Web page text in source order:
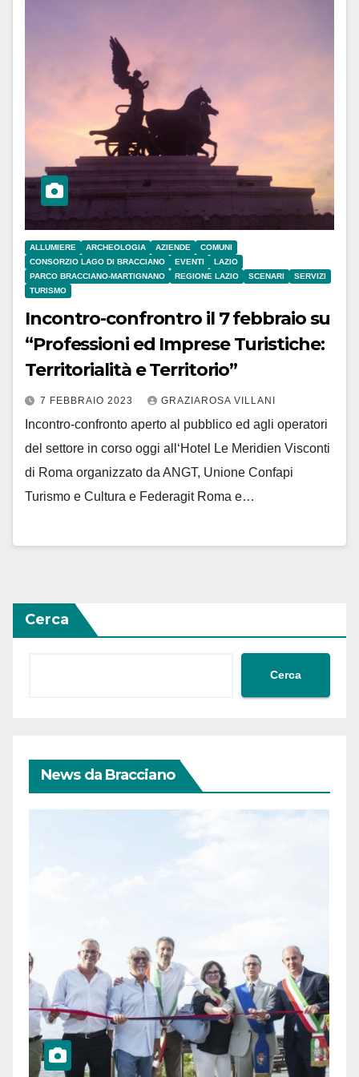
ALLUMIERE ARCHEOLOGIA AZIENDE
COMUNI
CONSORZIO LAGO DI BRACCIANO
EVENTI
LAZIO
PARCO BRACCIANO-MARTIGNANO
REGIONE LAZIO SCENARI
SERVIZI
TURISMO
Incontro-confrontro il 7 febbraio su
“Professioni ed Imprese Turistiche:
Territorialità e Territorio”
7 FEBBRAIO 2023 GRAZIAROSA VILLANI
Incontro-confronto aperto al pubblico ed agli operatori
del settore in corso oggi all‘Hotel Le Meridien Visconti
di Roma organizzato da ANGT, Unione Confapi
Turismo e Cultura e Federagit Roma e…
Cerca
Cerca
News da Bracciano